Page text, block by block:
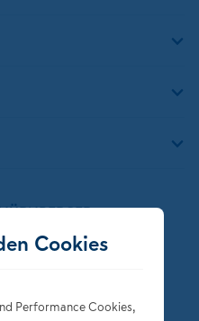
Cookies
Performance Cookies,